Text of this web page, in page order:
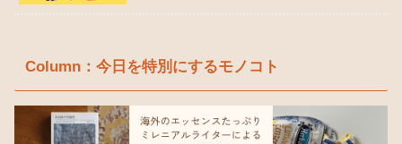
Column：今日を特別にするモノコト